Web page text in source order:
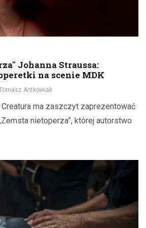
Johanna Straussa:
na scenie MDK
Antkowiak
ma zaszczyt zaprezentować
nietoperza”, której autorstwo